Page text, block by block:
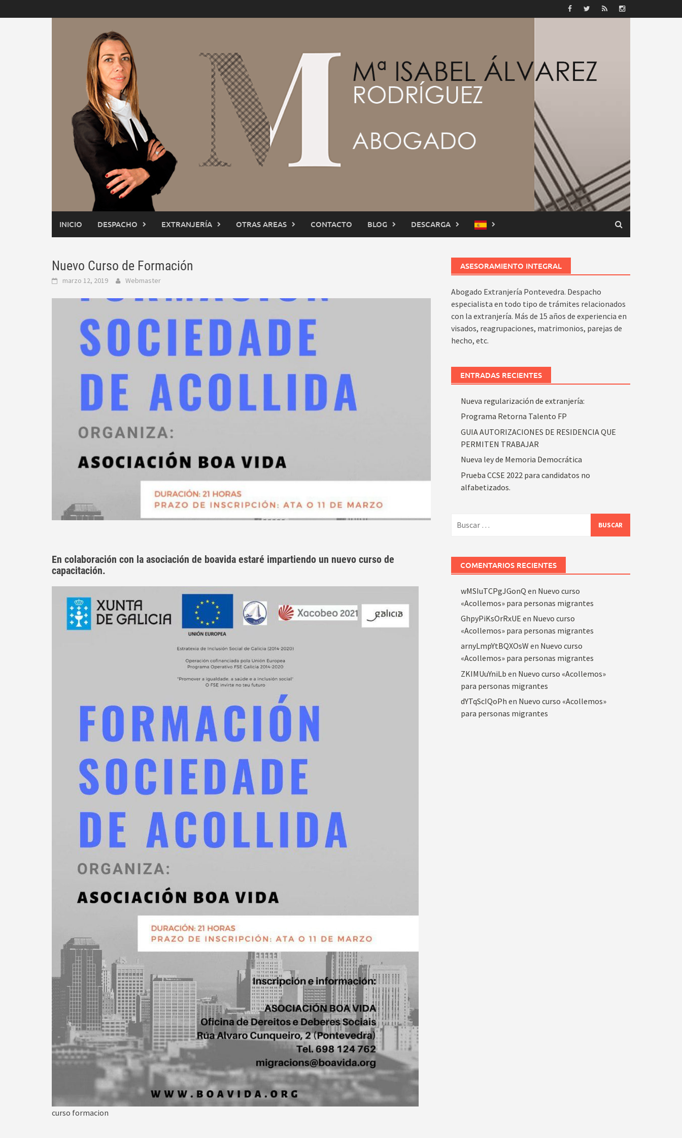
al
INICIO DESPACHO EXTRANJERÍA OTRAS AREAS CONTACTO BLOG DESCARGA
Nuevo Curso de Formación
marzo 12, 2019 Webmaster
En colaboración con la asociación de boavida estaré impartiendo un nuevo curso de
capacitación.
curso formacion
ASESORAMIENTO INTEGRAL
Abogado Extranjería Pontevedra. Despacho
especialista en todo tipo de trámites relacionados
con la extranjería. Más de 15 años de experiencia en
visados, reagrupaciones, matrimonios, parejas de
hecho, etc.
ENTRADAS RECIENTES
Nueva regularización de extranjería:
Programa Retorna Talento FP
GUIA AUTORIZACIONES DE RESIDENCIA QUE
PERMITEN TRABAJAR
Nueva ley de Memoria Democrática
Prueba CCSE 2022 para candidatos no
alfabetizados.
COMENTARIOS RECIENTES
wMSIuTCPgJGonQ en Nuevo curso
«Acollemos» para personas migrantes
GhpyPiKsOrRxUE en Nuevo curso
«Acollemos» para personas migrantes
arnyLmpYtBQXOsW en Nuevo curso
«Acollemos» para personas migrantes
ZKIMUuYniLb en Nuevo curso «Acollemos»
para personas migrantes
dYTqScIQoPh en Nuevo curso «Acollemos»
para personas migrantes